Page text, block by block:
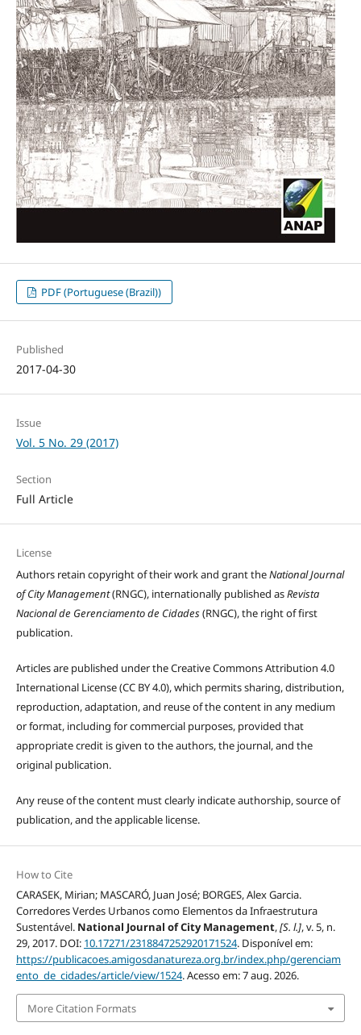
PDF (Portuguese (Brazil))
Published
2017-04-30
Issue
Vol. 5 No. 29 (2017)
Section
Full Article
License
Authors retain copyright of their work and grant theNational Journal
of City Management(RNGC), internationally published asRevista
Nacional de Gerenciamento de Cidades(RNGC), the right of first
publication.
Articles are published under the Creative Commons Attribution 4.0
International License (CC BY 4.0), which permits sharing, distribution,
reproduction, adaptation, and reuse of the content in any medium
or format, including for commercial purposes, provided that
appropriate credit is given to the authors, the journal, and the
original publication.
Any reuse of the content must clearly indicate authorship, source of
publication, and the applicable license.
How to Cite
CARASEK, Mirian; MASCARÓ, Juan José; BORGES, Alex Garcia.
Corredores Verdes Urbanos como Elementos da Infraestrutura
Sustentável. National Journal of City Management,[S. l.], v. 5, n.
29, 2017. DOI: 10.17271/2318847252920171524. Disponível em:
https://publicacoes.amigosdanatureza.org.br/index.php/gerenciam
ento_de_cidades/article/view/1524. Acesso em: 7 aug. 2026.
More Citation Formats